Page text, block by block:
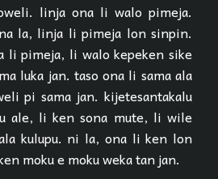
linja ona li walo pimeja.
la, linja li pimeja lon sinpin.
li pimeja, li walo kepeken sike
luka jan. taso ona li sama ala
pi sama jan. ki­je­te­san­ta­ka­lu
ale, li ken sona mute, li wile
kulupu. ni la, ona li ken lon
moku e moku weka tan jan.